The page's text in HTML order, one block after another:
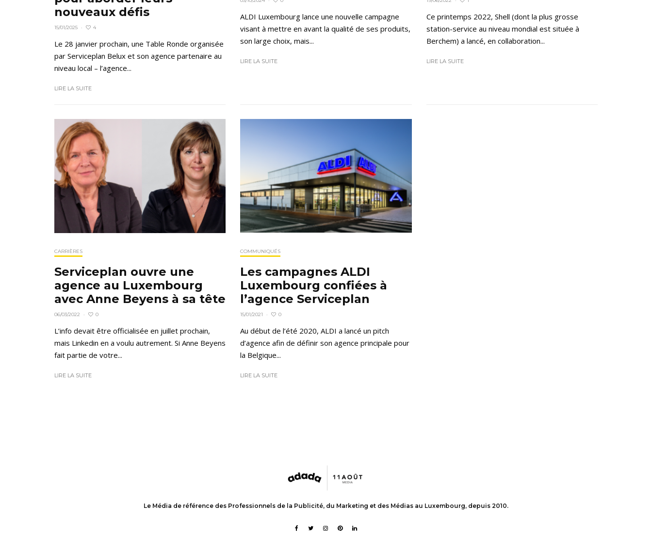
nouveaux défis
15/01/2025 · 4
Le 28 janvier prochain, une Table Ronde organisée
par Serviceplan Belux et son agence partenaire au
niveau local – l’agence...
LIRE LA SUITE
ALDI Luxembourg lance une nouvelle campagne
visant à mettre en avant la qualité de ses produits,
son large choix, mais...
LIRE LA SUITE
Ce printemps 2022, Shell (dont la plus grosse
station-service au niveau mondial est située à
Berchem) a lancé, en collaboration...
LIRE LA SUITE
CARRIÈRES
Serviceplan ouvre une
agence au Luxembourg
avec Anne Beyens à sa tête
06/03/2022 · 0
L’info devait être officialisée en juillet prochain,
mais Linkedin en a voulu autrement. Si Anne Beyens
fait partie de votre...
LIRE LA SUITE
COMMUNIQUÉS
Les campagnes ALDI
Luxembourg confiées à
l’agence Serviceplan
15/01/2021 · 0
Au début de l’été 2020, ALDI a lancé un pitch
d’agence afin de définir son agence principale pour
la Belgique...
LIRE LA SUITE
Le Média de référence des Professionnels de la Publicité, du Marketing et des Médias au Luxembourg, depuis 2010.